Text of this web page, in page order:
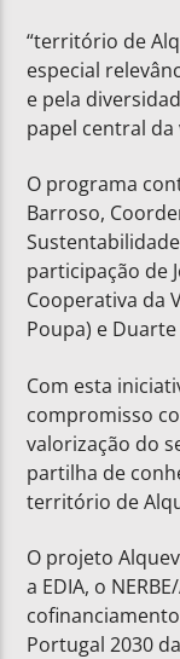
“território de
especial
e pela
papel central
O programa
Barroso,
participação de
Cooperativa da
Poupa) e Duarte
Com esta
compromisso
valorização do
partilha de
território de
O projeto
a EDIA, o
Portugal 2030